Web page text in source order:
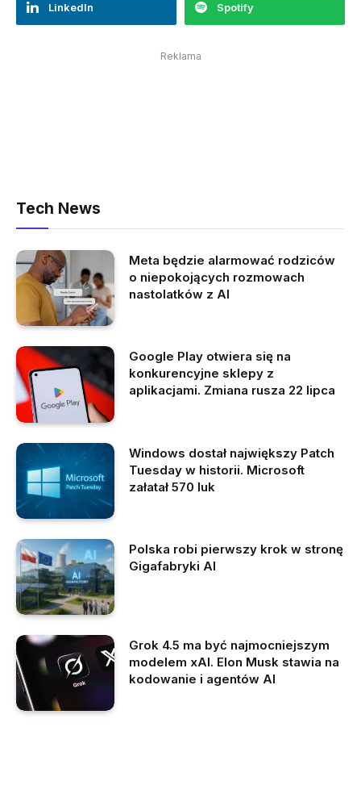
LinkedIn Spotify
Reklama
Tech News
Meta będzie alarmować rodziców
o niepokojących rozmowach
nastolatków z AI
Google Play otwiera się na
konkurencyjne sklepy z
aplikacjami. Zmiana rusza 22 lipca
Windows dostał największy Patch
Tuesday w historii. Microsoft
załatał 570 luk
Polska robi pierwszy krok w stronę
Gigafabryki AI
Grok 4.5 ma być najmocniejszym
modelem xAI. Elon Musk stawia na
kodowanie i agentów AI